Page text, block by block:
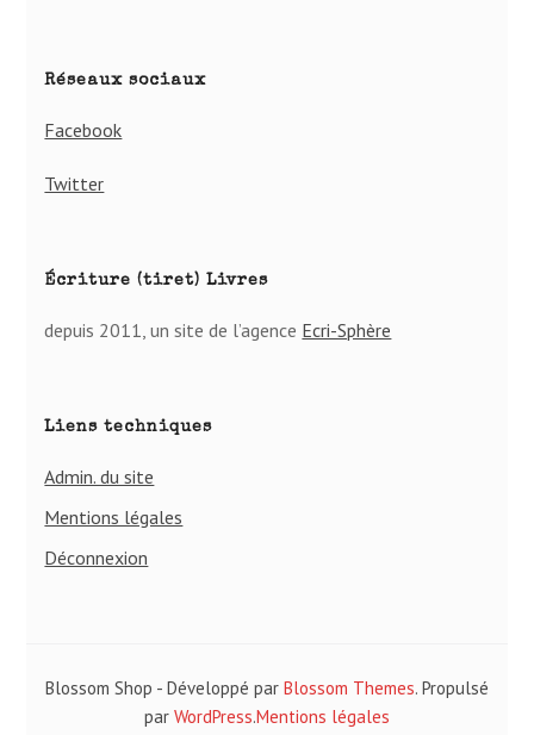
Réseaux sociaux
Facebook
Twitter
Écriture (tiret) Livres
depuis 2011, un site de l’agence Ecri-Sphère
Liens techniques
Admin. du site
Mentions légales
Déconnexion
Blossom Shop - Développé par Blossom Themes. Propulsé
par WordPress.Mentions légales